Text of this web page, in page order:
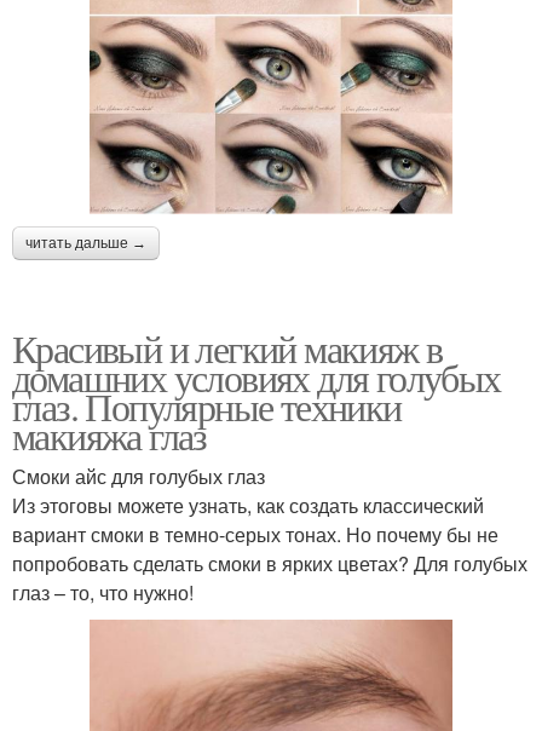
читать дальше →
Красивый и легкий макияж в
домашних условиях для голубых
глаз. Популярные техники
макияжа глаз
Смоки айс для голубых глаз
Из этоговы можете узнать, как создать классический
вариант смоки в темно-серых тонах. Но почему бы не
попробовать сделать смоки в ярких цветах? Для голубых
глаз – то, что нужно!